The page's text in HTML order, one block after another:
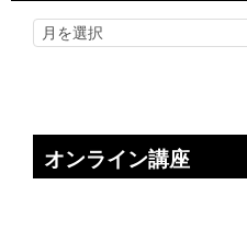
オンライン講座